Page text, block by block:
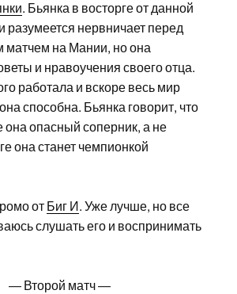
. Бьянка в восторге от данной
разумеется нервничает перед
матчем на Мании, но она
и нравоучения своего отца.
работала и вскоре весь мир
способна. Бьянка говорит, что
она опасный соперник, а не
она станет чемпионкой
от Биг И . Уже лучше, но все
слушать его и воспринимать
— Второй матч —